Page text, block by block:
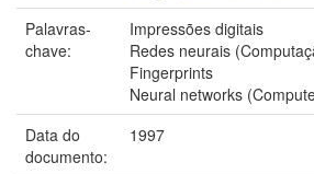
Palavras-
chave:
Impressões digitais
Redes neurais
Fingerprints
Neural networks
Data do
documento:
1997